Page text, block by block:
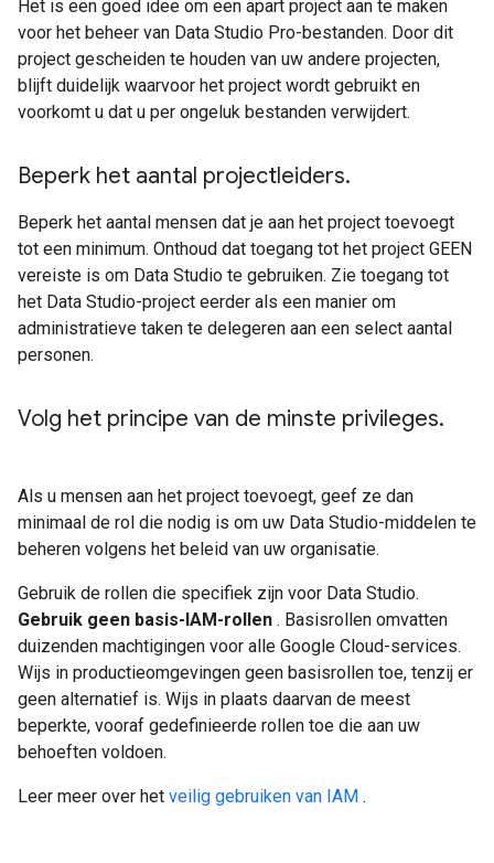
Het is een goed idee om een ​​apart project aan te maken
voor het beheer van Data Studio Pro-bestanden. Door dit
project gescheiden te houden van uw andere projecten,
blijft duidelijk waarvoor het project wordt gebruikt en
voorkomt u dat u per ongeluk bestanden verwijdert.
Beperk het aantal projectleiders.
Beperk het aantal mensen dat je aan het project toevoegt
tot een minimum. Onthoud dat toegang tot het project GEEN
vereiste is om Data Studio te gebruiken. Zie toegang tot
het Data Studio-project eerder als een manier om
administratieve taken te delegeren aan een select aantal
personen.
Volg het principe van de minste privileges.
Als u mensen aan het project toevoegt, geef ze dan
minimaal de rol die nodig is om uw Data Studio-middelen te
beheren volgens het beleid van uw organisatie.
Gebruik de rollen die specifiek zijn voor Data Studio.
Gebruik geen basis-IAM-rollen . Basisrollen omvatten
duizenden machtigingen voor alle Google Cloud-services.
Wijs in productieomgevingen geen basisrollen toe, tenzij er
geen alternatief is. Wijs in plaats daarvan de meest
beperkte, vooraf gedefinieerde rollen toe die aan uw
behoeften voldoen.
Leer meer over het veilig gebruiken van IAM .